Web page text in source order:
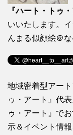
『ハート・トゥ
いいたします。
んまる似顔絵＠
地域密着型アー
ゥ・アート』代
ゥ・アート』で
示＆イベント情